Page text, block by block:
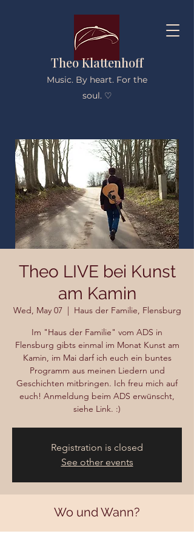
Theo Klattenhoff
Music. By heart. For the
soul. ♡
Theo LIVE bei Kunst
am Kamin
Wed, May 07
  |
Haus der Familie, Flensburg
Im "Haus der Familie" vom ADS in
Flensburg gibts einmal im Monat Kunst am
Kamin, im Mai darf ich euch ein buntes
Programm aus meinen Liedern und
Geschichten mitbringen. Ich freu mich auf
euch! Anmeldung beim ADS erwünscht,
siehe Link. :)
Registration is closed
See other events
Wo und Wann?
May 07, 2025, 5:00 PM – 7:00 PM